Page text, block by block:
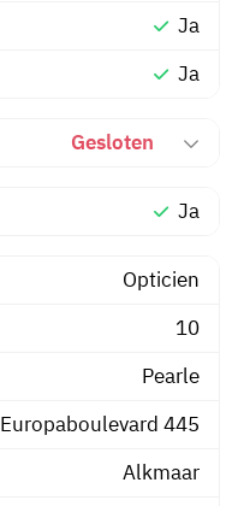
Ja
Ja
Gesloten
Ja
Opticien
10
Pearle
Europaboulevard 445
Alkmaar